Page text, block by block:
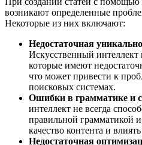
возникают определенные
Некоторые из них включают:
Недостаточная
Искусственный интеллект
которые имеют
что может привести к
поисковых системах.
Ошибки в грамматике и
интеллект не всегда
правильной грамматикой
качество контента и
Недостаточная